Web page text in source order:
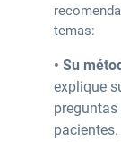
temas:
• Su
explique